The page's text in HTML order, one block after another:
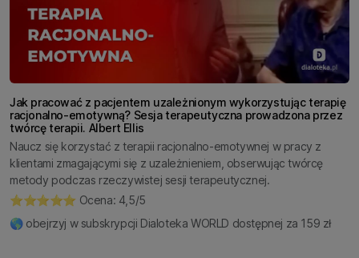
Jak pracować z pacjentem uzależnionym wykorzystując terapię
racjonalno-emotywną? Sesja terapeutyczna prowadzona przez
twórcę terapii. Albert Ellis
Naucz się korzystać z terapii racjonalno-emotywnej w pracy z
klientami zmagającymi się z uzależnieniem, obserwując twórcę
metody podczas rzeczywistej sesji terapeutycznej.
⭐️⭐️⭐️⭐️⭐️ Ocena: 4,5/5
🌎 obejrzyj w subskrypcji Dialoteka WORLD dostępnej za 159 zł